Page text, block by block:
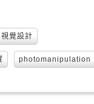
視覺設計
photomanipulation